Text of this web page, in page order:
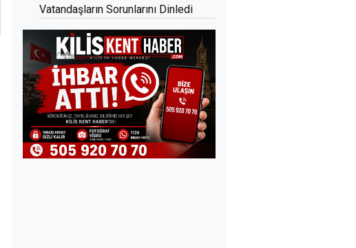
Vatandaşların Sorunlarını Dinledi